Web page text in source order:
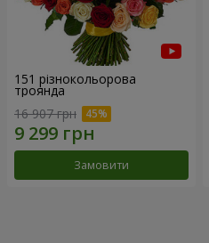
151 різнокольорова
троянда
16 907 грн
Замовити